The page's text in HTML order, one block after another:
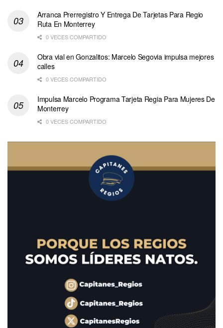
Arranca Prerregistro Y Entrega De Tarjetas Para Regio
Ruta En Monterrey
0 VECES COMPARTIDO
Obra vial en Gonzalitos: Marcelo Segovia impulsa mejores
calles
0 VECES COMPARTIDO
Impulsa Marcelo Programa Tarjeta Regia Para Mujeres De
Monterrey
0 VECES COMPARTIDO